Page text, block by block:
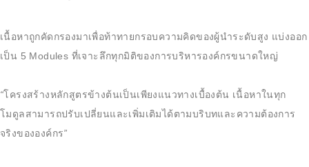
เนื้อหาถูกคัดกรองมาเพื่อท้าทายกรอบความคิดของผู้นำระดับสูง แบ่งออก
เป็น 5 Modules ที่เจาะลึกทุกมิติของการบริหารองค์กรขนาดใหญ่
“โครงสร้างหลักสูตรข้างต้นเป็นเพียงแนวทางเบื้องต้น เนื้อหาในทุก
โมดูลสามารถปรับเปลี่ยนและเพิ่มเติมได้ตามบริบทและความต้องการ
จริงขององค์กร”